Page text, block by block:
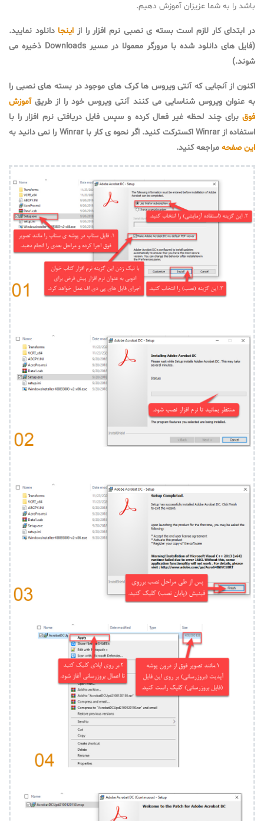
باشد را به شما عزیزان آموزش دهیم.
در ابتدای کار لازم است بسته ی نصبی نرم افزار را از اینجا دانلود نمایید.
(فایل های دانلود شده با مرورگر معمولا در مسیر Downloads ذخیره می
شوند.)
اکنون از آنجایی که آنتی ویروس ها کرک های موجود در بسته های نصبی را
به عنوان ویروس شناسایی می کنند آنتی ویروس خود را از طریقآموزش
فوق برای چند لحظه غیر فعال کرده و سپس فایل دریافتی نرم افزار را با
استفاده از Winrar اکسترکت کنید. اگر نحوه ی کار با Winrar را نمی دانید به
این صفحه مراجعه کنید.